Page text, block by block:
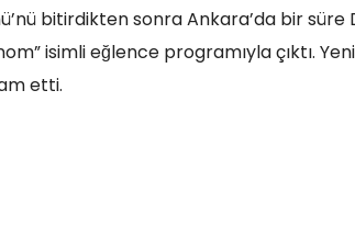
bitirdikten sonra Ankara’da bir süre
isimli eğlence programıyla çıktı. Yeni
etti.